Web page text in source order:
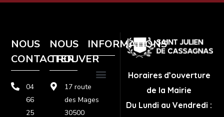
NOUS
CONTACTER
04
66
25
NOUS
TROUVER
17 route
des Mages
30500
INFORMATIONS
Horaires d’ouverture
de la Mairie
Du Lundi au Vendredi :